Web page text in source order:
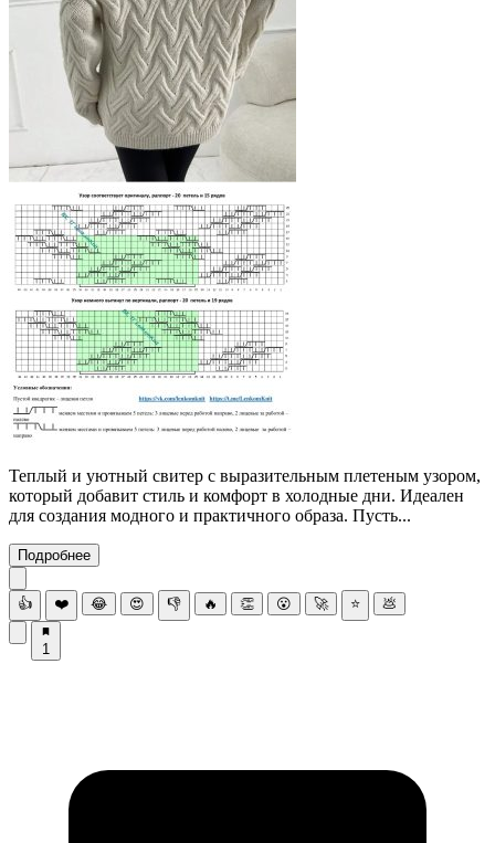
Теплый и уютный свитер с выразительным плетеным узором,
который добавит стиль и комфорт в холодные дни. Идеален
для создания модного и практичного образа. Пусть...
Подробнее
👍 ❤️ 😂 😍 👎 🔥 👏 😮 🚀 ⭐ 💩
1